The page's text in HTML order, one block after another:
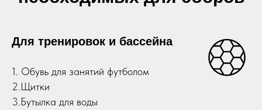
Для тренировок и бассейна
1. Обувь для занятий футболом
2.Щитки
3.Бутылка для воды